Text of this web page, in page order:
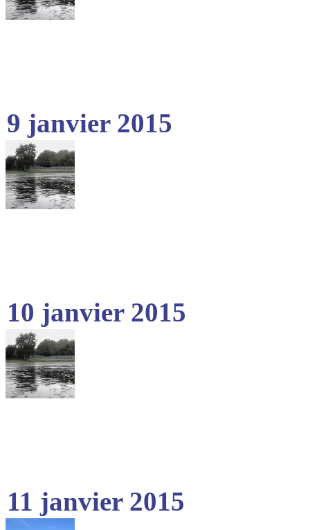
9 janvier 2015
10 janvier 2015
11 janvier 2015